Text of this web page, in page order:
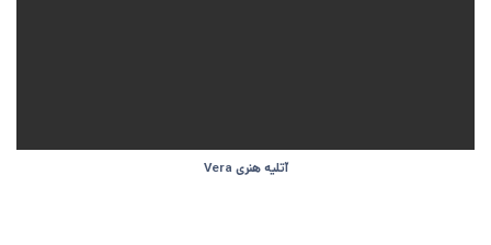
آتلیه هنری Vera